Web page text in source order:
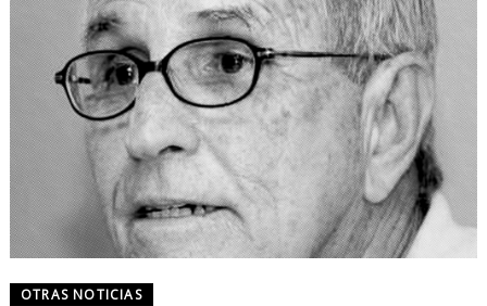
OTRAS NOTICIAS